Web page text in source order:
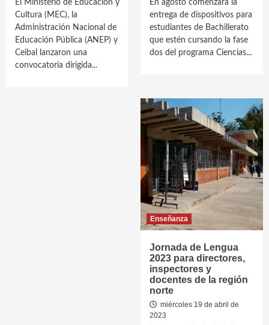
El Ministerio de Educación y
Cultura (MEC), la
Administración Nacional de
Educación Pública (ANEP) y
Ceibal lanzaron una
convocatoria dirigida...
En agosto comenzará la
entrega de dispositivos para
estudiantes de Bachillerato
que estén cursando la fase
dos del programa Ciencias...
Enseñanza
Jornada de Lengua
2023 para directores,
inspectores y
docentes de la región
norte
miércoles 19 de abril de
2023